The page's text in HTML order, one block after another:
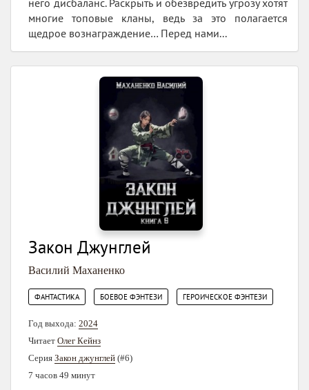
многие топовые кланы, ведь за это полагается
щедрое вознаграждение… Перед нами...
Закон Джунглей
Василий Маханенко
ФАНТАСТИКА БОЕВОЕ ФЭНТЕЗИ ГЕРОИЧЕСКОЕ ФЭНТЕЗИ
Год выхода: 2024
Читает Олег Кейнз
Серия Закон джунглей (#6)
7 часов 49 минут